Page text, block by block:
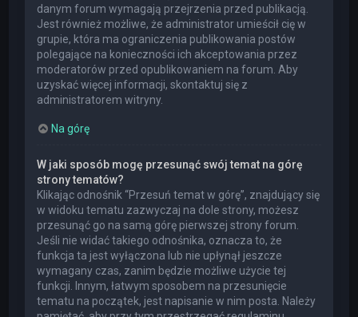
danym forum wymagają przejrzenia przed publikacją.
Jest również możliwe, że administrator umieścił cię w
grupie, która ma ograniczenia publikowania postów
polegające na konieczności ich akceptowania przez
moderatorów przed opublikowaniem na forum. Aby
uzyskać więcej informacji, skontaktuj się z
administratorem witryny.
Na górę
W jaki sposób mogę przesunąć swój temat na górę
strony tematów?
Klikając odnośnik “Przesuń temat w górę”, znajdujący się
w widoku tematu zazwyczaj na dole strony, możesz
przesunąć go na samą górę pierwszej strony forum.
Jeśli nie widać takiego odnośnika, oznacza to, że
funkcja ta jest wyłączona lub nie upłynął jeszcze
wymagany czas, zanim będzie możliwe użycie tej
funkcji. Innym, łatwym sposobem na przesunięcie
tematu na początek, jest napisanie w nim posta. Należy